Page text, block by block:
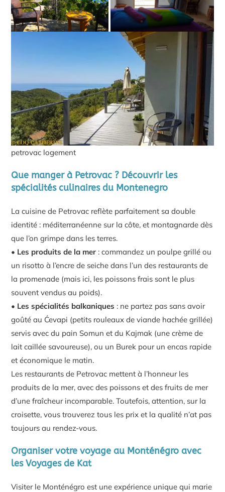
petrovac logement
Que manger à Petrovac ? Découvrir les
spécialités culinaires du Montenegro
La cuisine de Petrovac reflète parfaitement sa double
identité : méditerranéenne sur la côte, et montagnarde dès
que l’on grimpe dans les terres.
• Les produits de la mer : commandez un poulpe grillé ou
un risotto à l’encre de seiche dans l’un des restaurants de
la promenade (mais ici, les poissons frais sont le plus
souvent vendus au poids).
• Les spécialités balkaniques : ne partez pas sans avoir
goûté au Ćevapi (petits rouleaux de viande hachée grillée)
servis avec du pain Somun et du Kajmak (une crème de
lait caillée savoureuse), ou un Burek pour un encas rapide
et économique le matin.
Les restaurants de Petrovac mettent à l’honneur les
produits de la mer, avec des poissons et des fruits de mer
d’une fraîcheur incomparable. Toutefois, attention, sur la
croisette, vous trouverez tous les prix et la qualité n’at pas
toujours au rendez-vous.
Organiser votre voyage au Monténégro avec
les Voyages de Kat
Visiter le Monténégro est une expérience unique qui marie